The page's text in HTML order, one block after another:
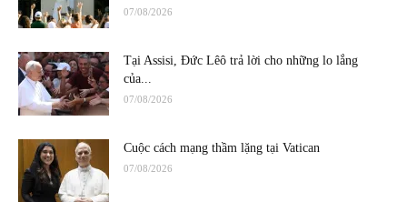
07/08/2026
Tại Assisi, Đức Lêô trả lời cho những lo lắng
của...
07/08/2026
Cuộc cách mạng thầm lặng tại Vatican
07/08/2026